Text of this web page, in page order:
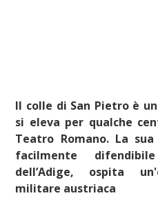
Il colle di San Pietro è
si eleva per qualche
Teatro Romano. La
facilmente
dell’Adige, ospita
militare austriaca